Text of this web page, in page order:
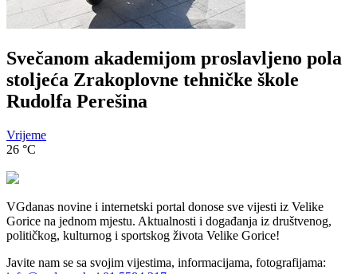
Svečanom akademijom proslavljeno pola
stoljeća Zrakoplovne tehničke škole
Rudolfa Perešina
Vrijeme
26 °C
VGdanas novine i internetski portal donose sve vijesti iz Velike
Gorice na jednom mjestu. Aktualnosti i događanja iz društvenog,
političkog, kulturnog i sportskog života Velike Gorice!
Javite nam se sa svojim vijestima, informacijama, fotografijama: